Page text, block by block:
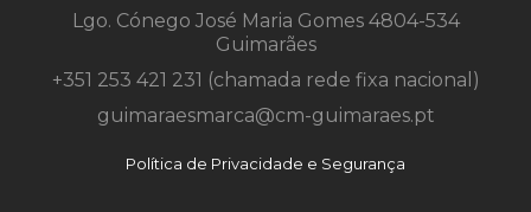
Lgo. Cónego José Maria Gomes 4804-534
Guimarães
+351 253 421 231 (chamada rede fixa nacional)
guimaraesmarca@cm-guimaraes.pt
Política de Privacidade e Segurança